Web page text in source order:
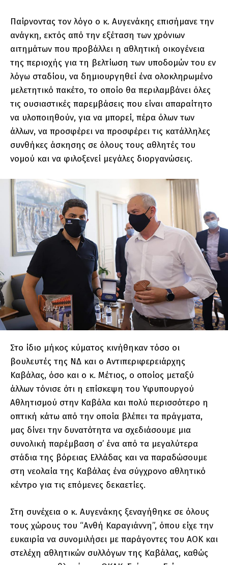
Παίρνοντας τον λόγο ο κ. Αυγενάκης επισήμανε την
ανάγκη, εκτός από την εξέταση των χρόνιων
αιτημάτων που προβάλλει η αθλητική οικογένεια
της περιοχής για τη βελτίωση των υποδομών του εν
λόγω σταδίου, να δημιουργηθεί ένα ολοκληρωμένο
μελετητικό πακέτο, το οποίο θα περιλαμβάνει όλες
τις ουσιαστικές παρεμβάσεις που είναι απαραίτητο
να υλοποιηθούν, για να μπορεί, πέρα όλων των
άλλων, να προσφέρει να προσφέρει τις κατάλληλες
συνθήκες άσκησης σε όλους τους αθλητές του
νομού και να φιλοξενεί μεγάλες διοργανώσεις.
Στο ίδιο μήκος κύματος κινήθηκαν τόσο οι
βουλευτές της ΝΔ και ο Αντιπεριφερειάρχης
Καβάλας, όσο και ο κ. Μέτιος, ο οποίος μεταξύ
άλλων τόνισε ότι η επίσκεψη του Υφυπουργού
Αθλητισμού στην Καβάλα και πολύ περισσότερο η
οπτική κάτω από την οποία βλέπει τα πράγματα,
μας δίνει την δυνατότητα να σχεδιάσουμε μια
συνολική παρέμβαση σ’ ένα από τα μεγαλύτερα
στάδια της βόρειας Ελλάδας και να παραδώσουμε
στη νεολαία της Καβάλας ένα σύγχρονο αθλητικό
κέντρο για τις επόμενες δεκαετίες.
Στη συνέχεια ο κ. Αυγενάκης ξεναγήθηκε σε όλους
τους χώρους του “Ανθή Καραγιάννη”, όπου είχε την
ευκαιρία να συνομιλήσει με παράγοντες του ΑΟΚ και
στελέχη αθλητικών συλλόγων της Καβάλας, καθώς